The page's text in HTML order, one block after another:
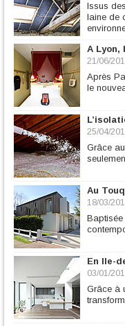
Issus
laine de
A Lyon,
21/06/
Après
le
25/04/
Grâce
Au
18/03/
Baptisée
En Ile-
03/01/
Grâce à